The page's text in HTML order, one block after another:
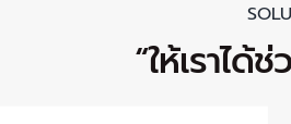
“ให้เราไ